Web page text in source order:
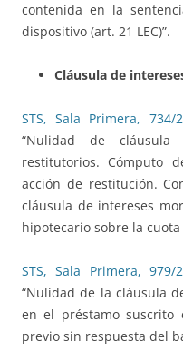
contenida en la
dispositivo (art. 21 LEC)”.
Cláusula de
STS, Sala Primera,
“Nulidad de
restitutorios. Cómputo
acción de restitución.
cláusula de intereses
hipotecario sobre la cuota
STS, Sala Primera,
“Nulidad de la cláusula
en el préstamo suscrito
previo sin respuesta del